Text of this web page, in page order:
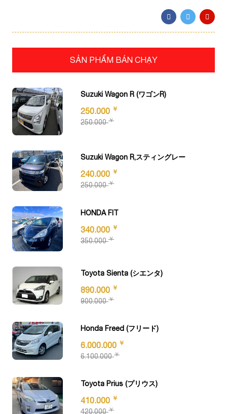
SẢN PHẨM BÁN CHẠY
Suzuki Wagon R (ワゴンR)
250.000 ￥
250.000￥
Suzuki Wagon R,スティングレー
240.000 ￥
250.000￥
HONDA FIT
340.000 ￥
350.000￥
Toyota Sienta (シエンタ)
890.000 ￥
900.000￥
Honda Freed (フリード)
6.000.000 ￥
6.100.000￥
Toyota Prius (プリウス)
410.000 ￥
420.000￥